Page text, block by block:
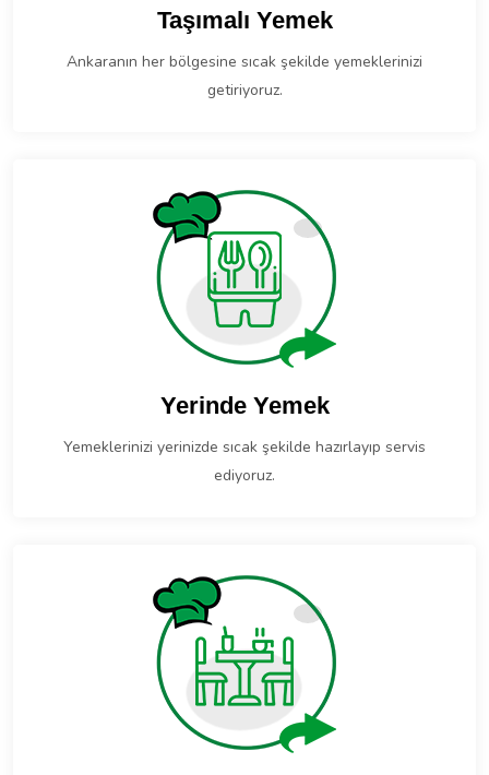
Taşımalı Yemek
Ankaranın her bölgesine sıcak şekilde yemeklerinizi
getiriyoruz.
Yerinde Yemek
Yemeklerinizi yerinizde sıcak şekilde hazırlayıp servis
ediyoruz.